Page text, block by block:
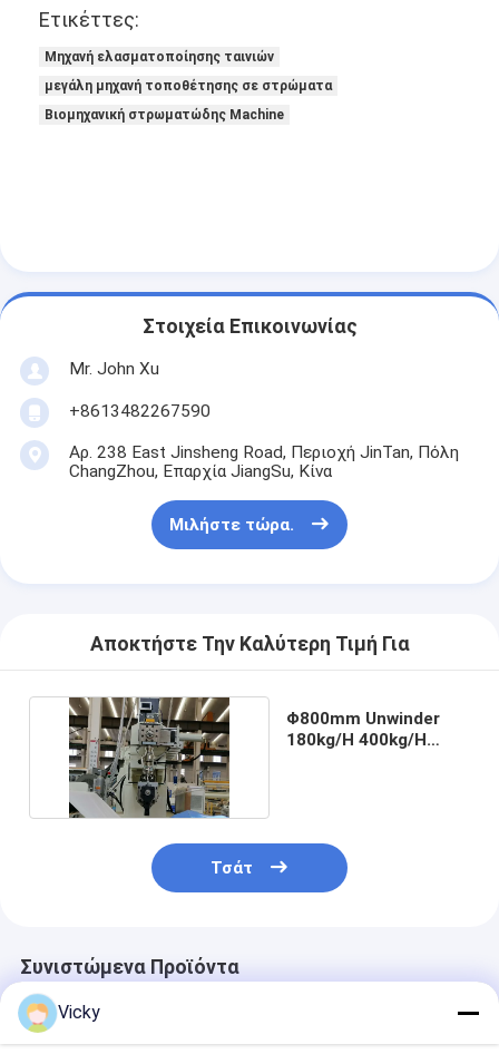
Ετικέττες:
Μηχανή ελασματοποίησης ταινιών
μεγάλη μηχανή τοποθέτησης σε στρώματα
Βιομηχανική στρωματώδης Machine
Στοιχεία Επικοινωνίας
Mr. John Xu
+8613482267590
Αρ. 238 East Jinsheng Road, Περιοχή JinTan, Πόλη
ChangZhou, Επαρχία JiangSu, Κίνα
Μιλήστε τώρα.
Αποκτήστε Την Καλύτερη Τιμή Για
Φ800mm Unwinder
180kg/H 400kg/H
Τσάτ
Συνιστώμενα Προϊόντα
Vicky